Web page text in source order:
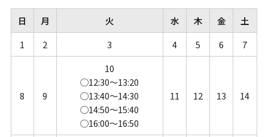
日 月 火 水 木 金
土
1
2 3 4 5 6 7
8 9
10
◯12:30～13:20
◯13:40～14:30
◯14:50～15:40
◯16:00～16:50
11 12 13 14